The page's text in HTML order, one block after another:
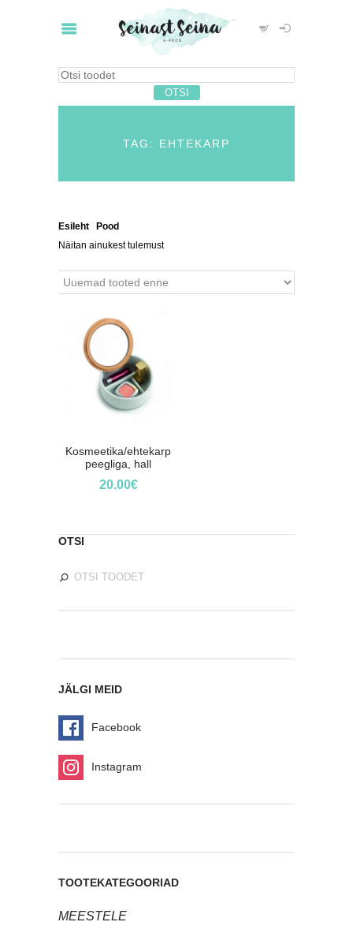
TAG: EHTEKARP
Esileht Pood
Näitan ainukest tulemust
Kosmeetika/ehtekarp
peegliga, hall
20.00€
OTSI
JÄLGI MEID
Facebook
Instagram
TOOTEKATEGOORIAD
MEESTELE